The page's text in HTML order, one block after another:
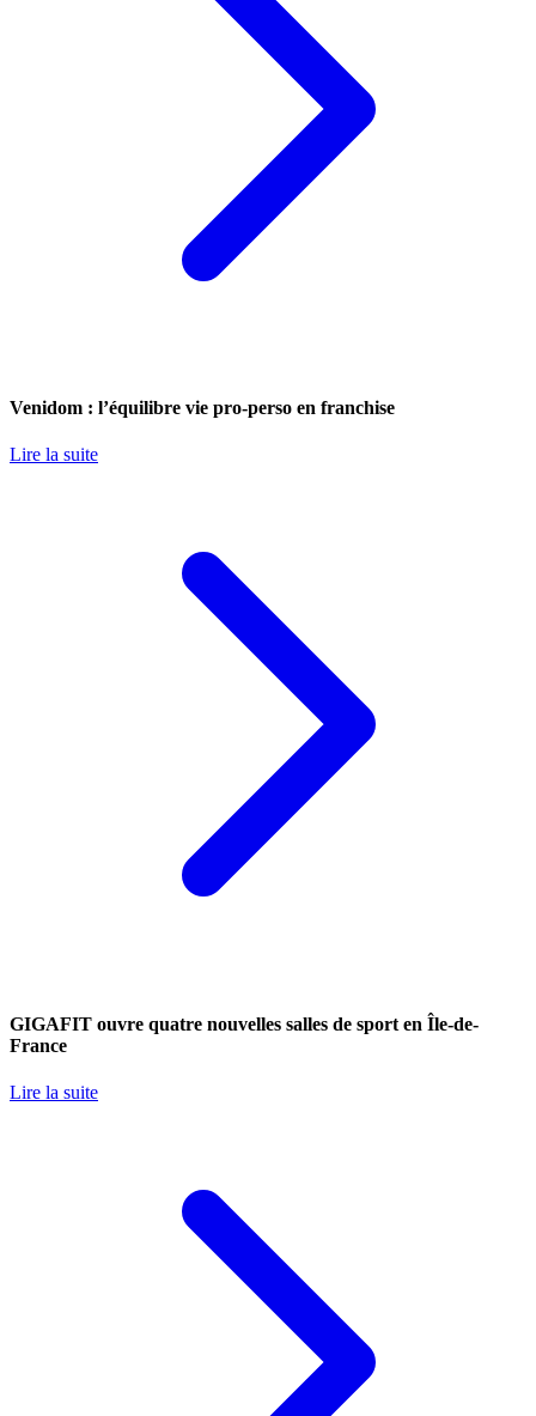
Venidom : l’équilibre vie pro-perso en franchise
Lire la suite
GIGAFIT ouvre quatre nouvelles salles de sport en Île-de-
France
Lire la suite